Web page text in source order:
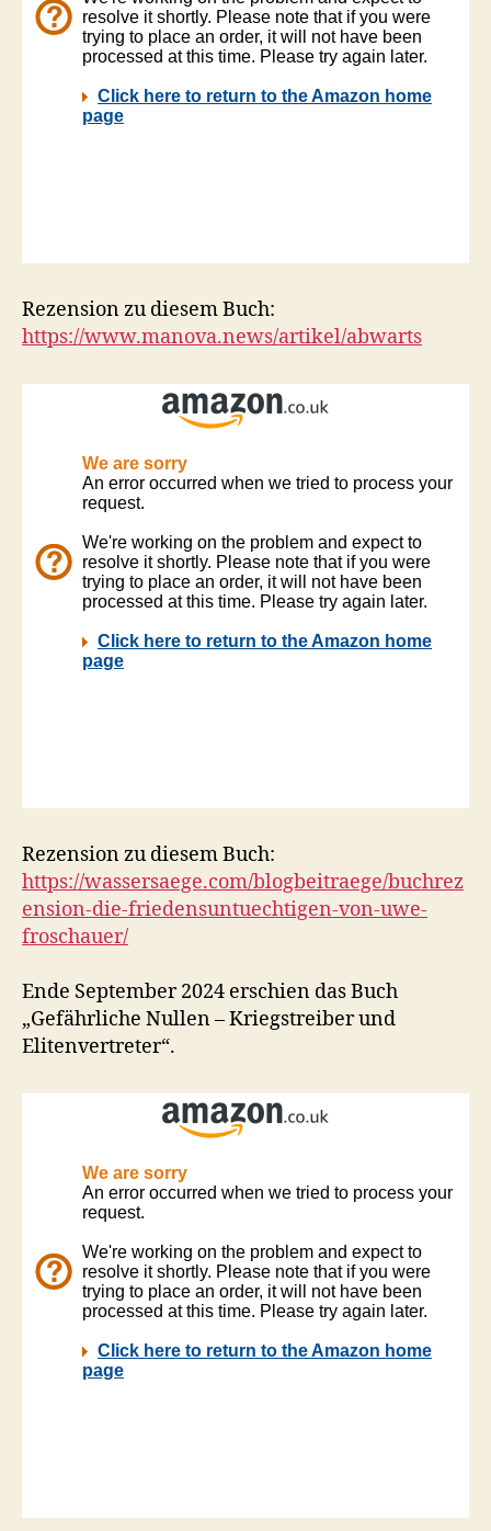
Rezension zu diesem Buch:
https://www.manova.news/artikel/abwarts
Rezension zu diesem Buch:
https://wassersaege.com/blogbeitraege/buchrez
ension-die-friedensuntuechtigen-von-uwe-
froschauer/
Ende September 2024 erschien das Buch
„Gefährliche Nullen – Kriegstreiber und
Elitenvertreter“.